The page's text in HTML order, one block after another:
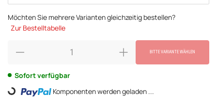
Möchten Sie mehrere Varianten gleichzeitig bestellen?
Zur Bestelltabelle
BITTE VARIANTE WÄHLEN
Sofort verfügbar
Loading... Komponenten werden geladen ...